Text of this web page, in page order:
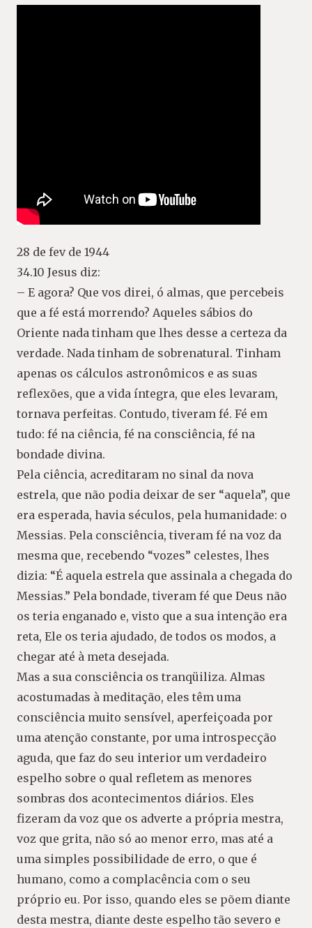
28 de fev de 1944
34.10 Jesus diz:
– E agora? Que vos direi, ó almas, que percebeis
que a fé está morrendo? Aqueles sábios do
Oriente nada tinham que lhes desse a certeza da
verdade. Nada tinham de sobrenatural. Tinham
apenas os cálculos astronômicos e as suas
reflexões, que a vida íntegra, que eles levaram,
tornava perfeitas. Contudo, tiveram fé. Fé em
tudo: fé na ciência, fé na consciência, fé na
bondade divina.
Pela ciência, acreditaram no sinal da nova
estrela, que não podia deixar de ser “aquela”, que
era esperada, havia séculos, pela humanidade: o
Messias. Pela consciência, tiveram fé na voz da
mesma que, recebendo “vozes” celestes, lhes
dizia: “É aquela estrela que assinala a chegada do
Messias.” Pela bondade, tiveram fé que Deus não
os teria enganado e, visto que a sua intenção era
reta, Ele os teria ajudado, de todos os modos, a
chegar até à meta desejada.
Mas a sua consciência os tranqüiliza. Almas
acostumadas à meditação, eles têm uma
consciência muito sensível, aperfeiçoada por
uma atenção constante, por uma introspecção
aguda, que faz do seu interior um verdadeiro
espelho sobre o qual refletem as menores
sombras dos acontecimentos diários. Eles
fizeram da voz que os adverte a própria mestra,
voz que grita, não só ao menor erro, mas até a
uma simples possibilidade de erro, o que é
humano, como a complacência com o seu
próprio eu. Por isso, quando eles se põem diante
desta mestra, diante deste espelho tão severo e